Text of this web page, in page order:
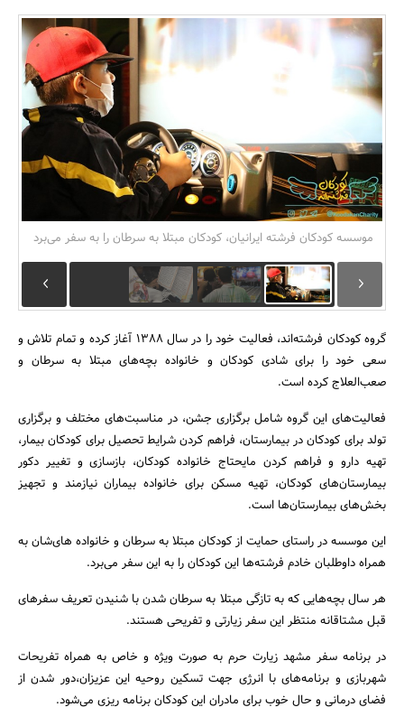
بانک، بیمه و سرمایه
مسکن و ساختمان
جستجو
موسسه کودکان فرشته ایرانیان، کودکان مبتلا به سرطان را به سفر می‌برد
گروه کودکان فرشته‌اند، فعالیت خود را در سال 1388 آغاز کرده و تمام تلاش و
سعی خود را برای شادی کودکان و خانواده بچه‌های مبتلا به سرطان و
صعب‌العلاج کرده است.
فعالیت‌های این گروه شامل برگزاری جشن، در مناسبت‌های مختلف و برگزاری
تولد برای کودکان در بیمارستان، فراهم کردن شرایط تحصیل برای کودکان بیمار،
تهیه دارو و فراهم کردن مایحتاج خانواده کودکان، بازسازی و تغییر دکور
بیمارستان‌های کودکان، تهیه مسکن برای خانواده بیماران نیازمند و تجهیز
بخش‌های بیمارستان‌ها است.
این موسسه در راستای حمایت از کودکان مبتلا به سرطان و خانواده های‌شان به
همراه داوطلبان خادم فرشته‌ها این کودکان را به این سفر می‌برد.
هر سال بچه‌هایی که به تازگی مبتلا به سرطان شدن با شنیدن تعریف سفرهای
قبل مشتاقانه منتظر این سفر زیارتی و تفریحی هستند.
در برنامه سفر مشهد زیارت حرم به صورت ویژه و خاص به همراه تفریحات
شهربازی و برنامه‌های با انرژی جهت تسکین روحیه این عزیزان،دور شدن از
فضای درمانی و حال خوب برای مادران این کودکان برنامه ریزی می‌شود.